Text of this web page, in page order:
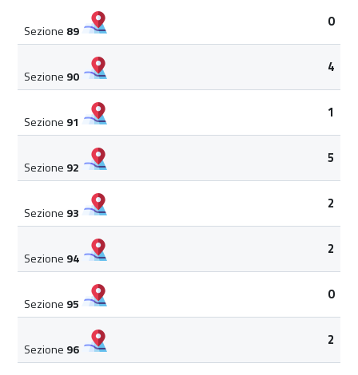
Sezione 89
0
Sezione 90
4
Sezione 91
1
Sezione 92
5
Sezione 93
2
Sezione 94
2
Sezione 95
0
Sezione 96
2